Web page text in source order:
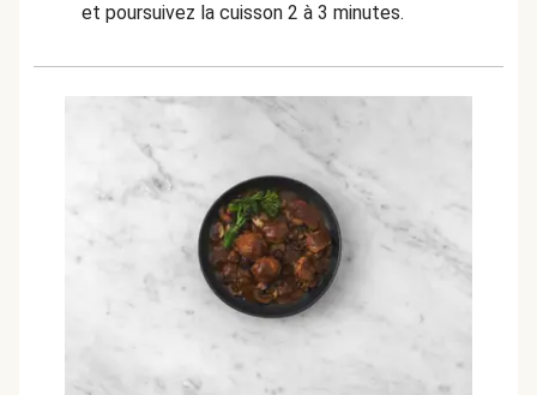
et poursuivez la cuisson 2 à 3 minutes.